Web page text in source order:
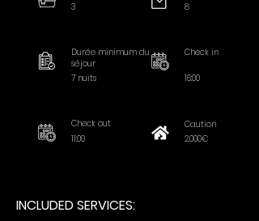
3
8
Durée minimum du
séjour
7 nuits
Check in
16:00
Check out
11:00
Caution
2,000€
INCLUDED SERVICES: